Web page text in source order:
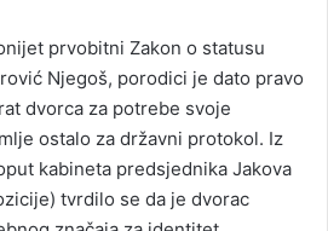
prvobitni Zakon o statusu
Njegoš, porodici je dato pravo
dvorca za potrebe svoje
ostalo za državni protokol. Iz
kabineta predsjednika Jakova
tvrdilo se da je dvorac